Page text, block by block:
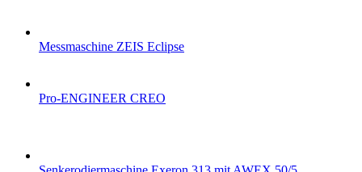
Messmaschine ZEIS Eclipse
Pro-ENGINEER CREO